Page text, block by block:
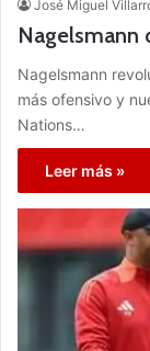
José Miguel
Nagelsmann
Nagelsmann
más ofensivo y
Nations…
Leer más »